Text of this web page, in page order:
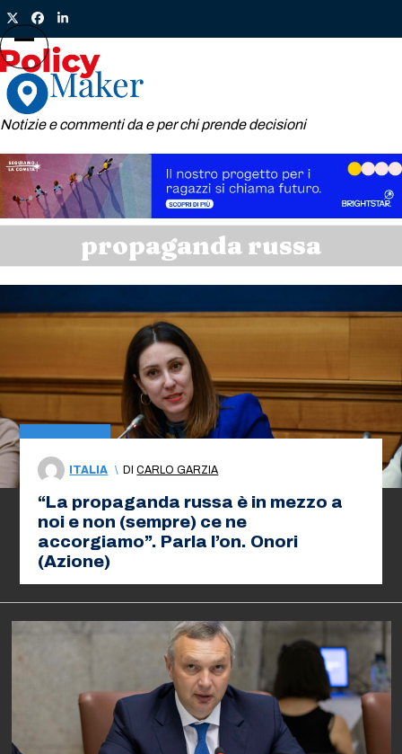
Skip
to
content
TwitterFacebook
LinkedIn
Notizie e commenti da e per chi prende decisioni
Open
mobile
menu
Close
mobile
menu
propaganda russa
ITALIA \ DICARLO GARZIA
“La propaganda russa è in mezzo a
noi e non (sempre) ce ne
accorgiamo”. Parla l’on. Onori
(Azione)